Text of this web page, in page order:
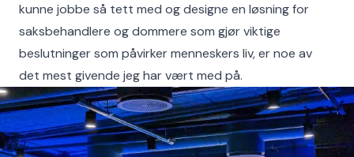
kunne jobbe så tett med og designe en løsning for
saksbehandlere og dommere som gjør viktige
beslutninger som påvirker menneskers liv, er noe av
det mest givende jeg har vært med på.